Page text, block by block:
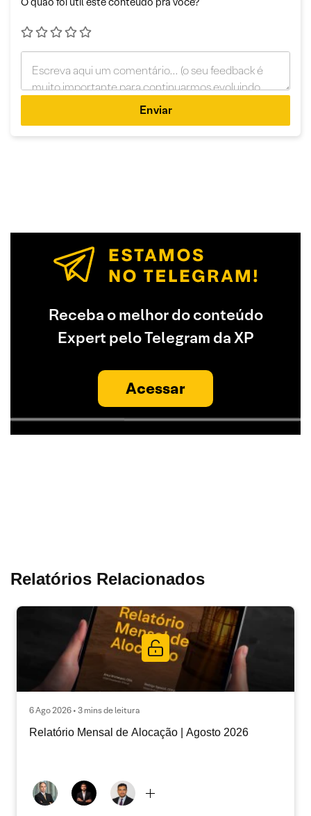
Enviar
Receba o melhor do conteúdo
Expert pelo Telegram da XP
Acessar
Relatórios Relacionados
6 Ago 2026 • 3 mins de leitura
Relatório Mensal de Alocação | Agosto 2026